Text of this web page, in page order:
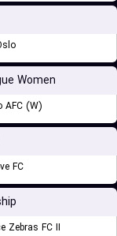
Women
AFC (W)
FC
Zebras FC II